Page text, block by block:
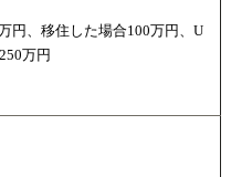
、移住した場合100万円、U
万円